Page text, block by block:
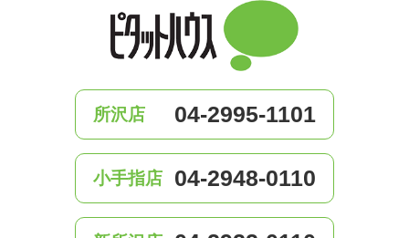
所沢店 04-2995-1101
小手指店 04-2948-0110